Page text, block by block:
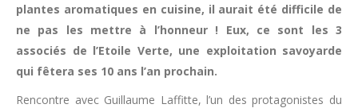
plantes aromatiques en cuisine, il aurait été difficile de
ne pas les mettre à l’honneur ! Eux, ce sont les 3
associés de l’Etoile Verte, une exploitation savoyarde
qui fêtera ses 10 ans l’an prochain.
Rencontre avec Guillaume Laffitte, l’un des protagonistes du